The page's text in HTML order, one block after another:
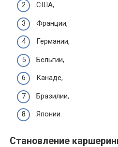
США,
Франции,
Германии,
Бельгии,
Канаде,
Бразилии,
Японии.
Становление